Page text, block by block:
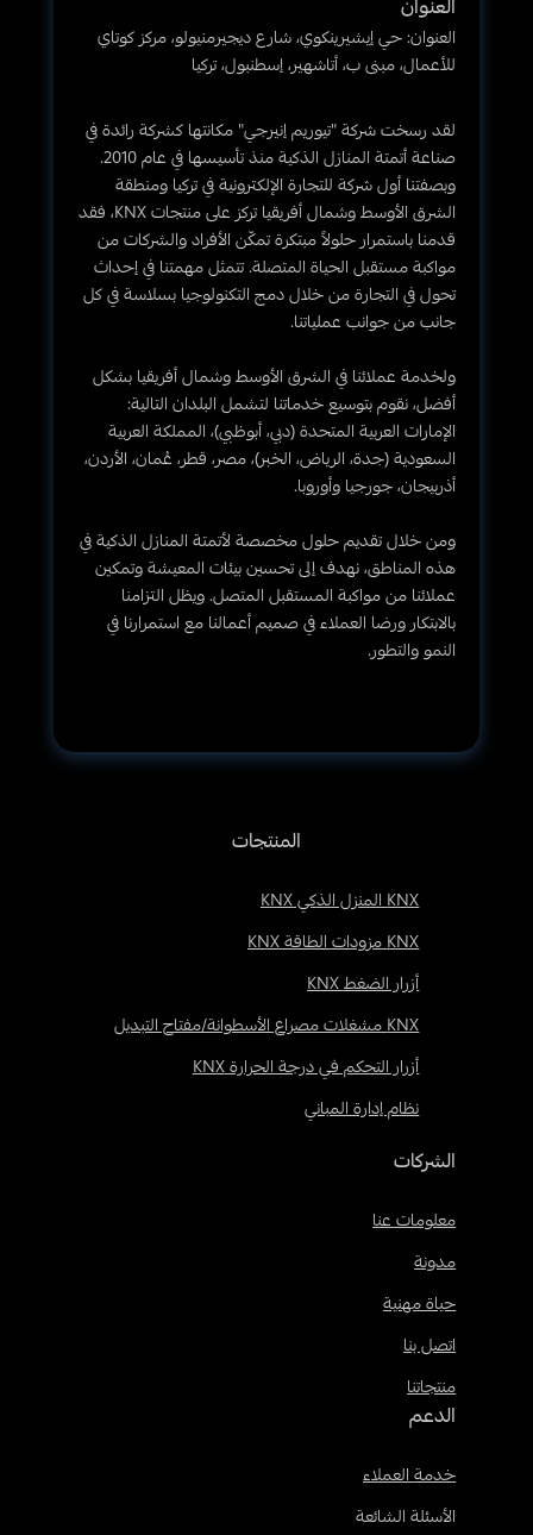
العنوان
العنوان: حي إيشيرينكوي، شارع ديجيرمنيولو، مركز كوتاي
للأعمال، مبنى ب، أتاشهير، إسطنبول، تركيا
لقد رسخت شركة "تيوريم إنيرجي" مكانتها كشركة رائدة في
صناعة أتمتة المنازل الذكية منذ تأسيسها في عام 2010.
وبصفتنا أول شركة للتجارة الإلكترونية في تركيا ومنطقة
الشرق الأوسط وشمال أفريقيا تركز على منتجات KNX، فقد
قدمنا باستمرار حلولاً مبتكرة تمكّن الأفراد والشركات من
مواكبة مستقبل الحياة المتصلة. تتمثل مهمتنا في إحداث
تحول في التجارة من خلال دمج التكنولوجيا بسلاسة في كل
جانب من جوانب عملياتنا.
ولخدمة عملائنا في الشرق الأوسط وشمال أفريقيا بشكل
أفضل، نقوم بتوسيع خدماتنا لتشمل البلدان التالية:
الإمارات العربية المتحدة (دبي، أبوظبي)، المملكة العربية
السعودية (جدة، الرياض، الخبر)، مصر، قطر، عُمان، الأردن،
أذربيجان، جورجيا وأوروبا.
ومن خلال تقديم حلول مخصصة لأتمتة المنازل الذكية في
هذه المناطق، نهدف إلى تحسين بيئات المعيشة وتمكين
عملائنا من مواكبة المستقبل المتصل. ويظل التزامنا
بالابتكار ورضا العملاء في صميم أعمالنا مع استمرارنا في
النمو والتطور.
المنتجات
KNX المنزل الذكي KNX
KNX مزودات الطاقة KNX
أزرار الضغط KNX
KNX مشغلات مصراع الأسطوانة/مفتاح التبديل
أزرار التحكم في درجة الحرارة KNX
نظام إدارة المباني
الشركات
معلومات عنا
مدونة
حياة مهنية
اتصل بنا
منتجاتنا
الدعم
خدمة العملاء
الأسئلة الشائعة